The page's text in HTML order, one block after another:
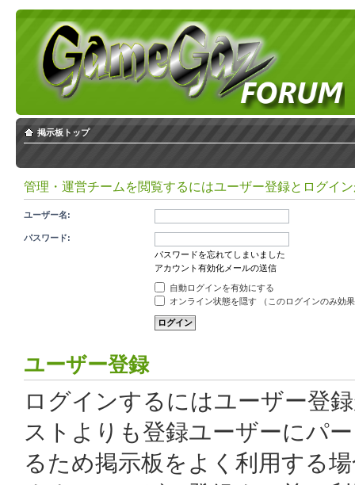
掲示板トップ
管理・運営チームを閲覧するにはユーザー登録とログイ
ユーザー名:
パスワード:
パスワードを忘れてしまいました
アカウント有効化メールの送信
自動ログインを有効にする
オンライン状態を隠す （このログインのみ効
ユーザー登録
ログインするにはユーザー登
ストよりも登録ユーザーにパ
るため掲示板をよく利用する